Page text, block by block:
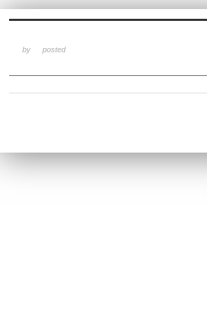
by posted
Sketchbook5, 스케치북5
Sketchbook5, 스케